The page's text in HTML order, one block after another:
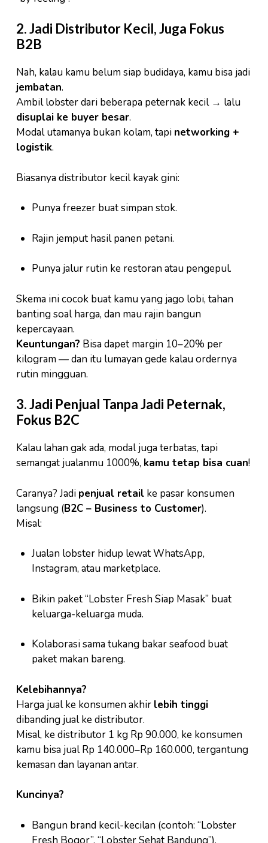
2. Jadi Distributor Kecil, Juga Fokus
B2B
Nah, kalau kamu belum siap budidaya, kamu bisa jadi
jembatan.
Ambil lobster dari beberapa peternak kecil → lalu
disuplai ke buyer besar.
Modal utamanya bukan kolam, tapi networking +
logistik.
Biasanya distributor kecil kayak gini:
Punya freezer buat simpan stok.
Rajin jemput hasil panen petani.
Punya jalur rutin ke restoran atau pengepul.
Skema ini cocok buat kamu yang jago lobi, tahan
banting soal harga, dan mau rajin bangun
kepercayaan.
Keuntungan? Bisa dapet margin 10–20% per
kilogram — dan itu lumayan gede kalau ordernya
rutin mingguan.
3. Jadi Penjual Tanpa Jadi Peternak,
Fokus B2C
Kalau lahan gak ada, modal juga terbatas, tapi
semangat jualanmu 1000%, kamu tetap bisa cuan!
Caranya? Jadi penjual retail ke pasar konsumen
langsung (B2C – Business to Customer).
Misal:
Jualan lobster hidup lewat WhatsApp,
Instagram, atau marketplace.
Bikin paket “Lobster Fresh Siap Masak” buat
keluarga-keluarga muda.
Kolaborasi sama tukang bakar seafood buat
paket makan bareng.
Kelebihannya?
Harga jual ke konsumen akhir lebih tinggi
dibanding jual ke distributor.
Misal, ke distributor 1 kg Rp 90.000, ke konsumen
kamu bisa jual Rp 140.000–Rp 160.000, tergantung
kemasan dan layanan antar.
Kuncinya?
Bangun brand kecil-kecilan (contoh: “Lobster
Fresh Bogor”, “Lobster Sehat Bandung”).